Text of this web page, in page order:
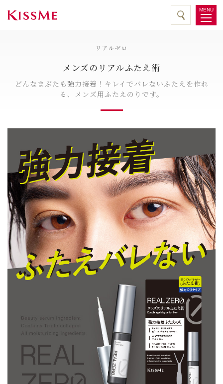
MENU
リアルゼロ
メンズのリアルふたえ術
どんなまぶたも強力接着！キレイでバレないふたえを作れ
る、メンズ用ふたえのりです。